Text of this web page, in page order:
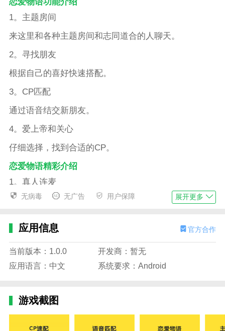
1。主题房间
来这里和各种主题房间和志同道合的人聊天。
2。寻找朋友
根据自己的喜好快速搭配。
3。CP匹配
通过语音结交新朋友。
4。爱上帝和关心
仔细选择，找到合适的CP。
恋爱物语精彩介绍
1。真人连麦
严格的实名认证审核，妹子可以放心，男方也可以放
2。自由之声
吼是免费的。你想什么时候说话都可以。
3。丰富场景
4。有趣的游戏
十八种游戏轮流玩，开阔心胸，不受拘束。
无病毒 无广告 用户保障 展开更多
应用信息 官方合作
当前版本：1.0.0
开发商：暂无
应用语言：中文
系统要求：Android
游戏截图